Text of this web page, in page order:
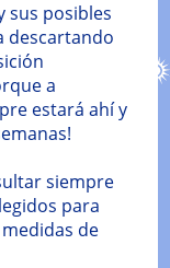
sus posibles
descartando
a
estará ahí y
siempre
para
de